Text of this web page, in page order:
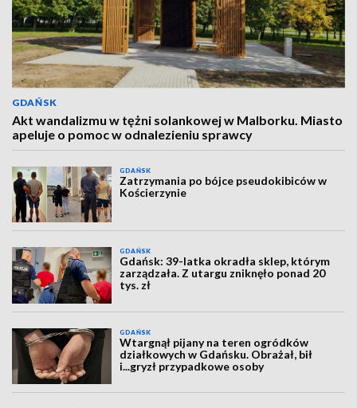
GDAŃSK
Akt wandalizmu w tężni solankowej w Malborku. Miasto
apeluje o pomoc w odnalezieniu sprawcy
GDAŃSK
Zatrzymania po bójce pseudokibiców w
Kościerzynie
GDAŃSK
Gdańsk: 39-latka okradła sklep, którym
zarządzała. Z utargu zniknęło ponad 20
tys. zł
GDAŃSK
Wtargnął pijany na teren ogródków
działkowych w Gdańsku. Obrażał, bił
i...gryzł przypadkowe osoby